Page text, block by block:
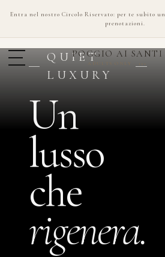
Entra nel nostro Circolo Riservato: per te subito un
prenotazioni.
POGGIO AI SANTI
ADULTS ONLY · 12+
QUIET
LUXURY
Un
lusso
che
rigenera.